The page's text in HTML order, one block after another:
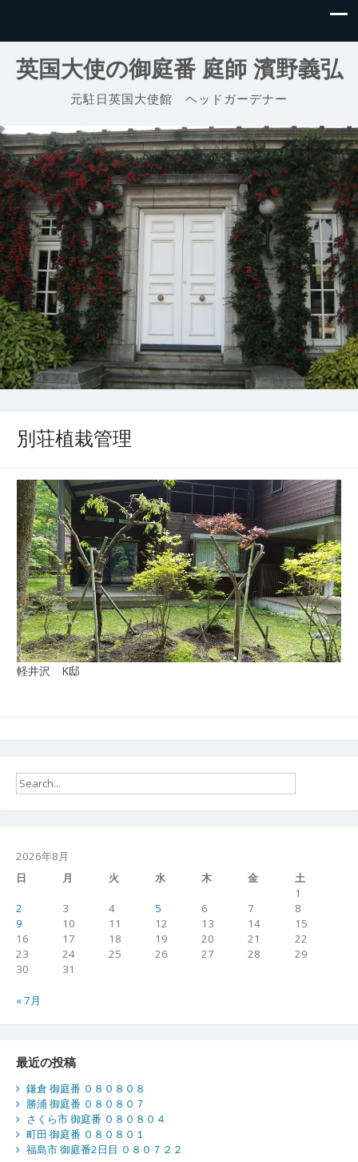
英国大使の御庭番 庭師 濱野義弘
元駐日英国大使館 ヘッドガーデナー
別荘植栽管理
軽井沢 K邸
2026年8月
日
月 火 水 木 金
土
1
2
3 4 5 6 7
8
9
10 11 12 13 14
15
16
17 18 19 20 21
22
23
24 25 26 27 28
29
30
31
« 7月
最近の投稿
鎌倉 御庭番 ０８０８０８
勝浦 御庭番 ０８０８０７
さくら市 御庭番 ０８０８０４
町田 御庭番 ０８０８０１
福島市 御庭番2日目 ０８０７２２